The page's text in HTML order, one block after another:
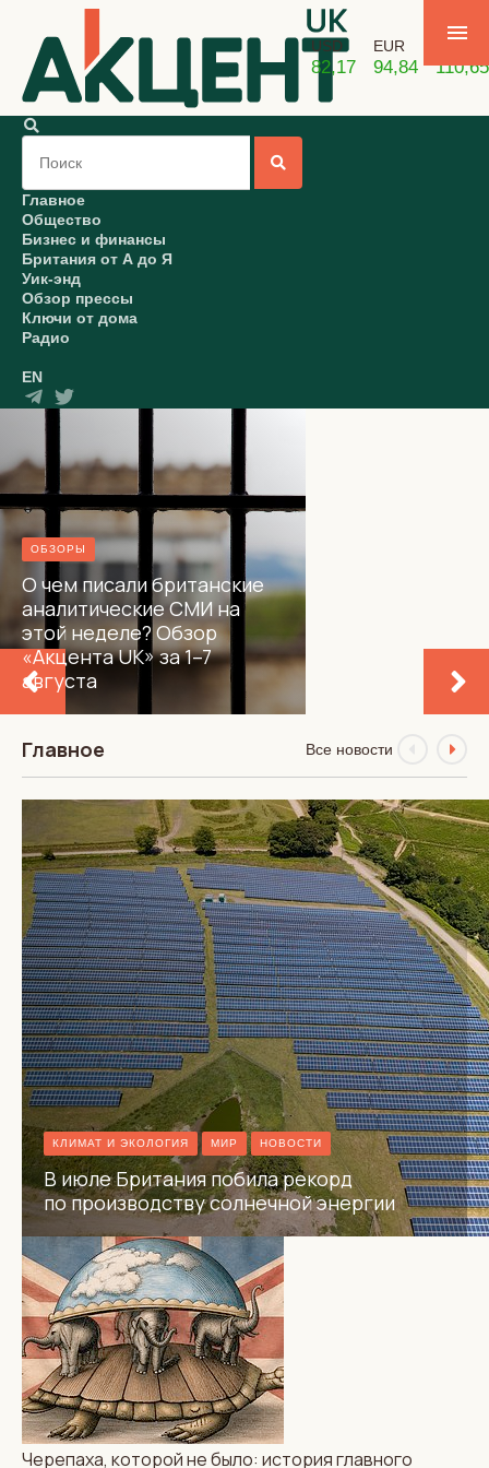
USD
82,17
EUR
94,84 110,65
Главное
Общество
Бизнес и финансы
Британия от А до Я
Уик-энд
Обзор прессы
Ключи от дома
Радио
EN
ОБЗОРЫ
О чем писали британские
аналитические СМИ на
этой неделе? Обзор
«Акцента UK» за 1–7
августа
АВТОРСКИЕ КОЛОНКИ КУЛЬТУРА
Черепаха, которой
не было: история главного
гастрономического
обмана двух империй
МИР АВТОРСКИЕ КОЛОНКИ
Сеута, Европа и паника
Главное Все новости
КЛИМАТ И ЭКОЛОГИЯ МИР НОВОСТИ
В июле Британия побила рекорд
по производству солнечной энергии
Черепаха, которой не было: история главного